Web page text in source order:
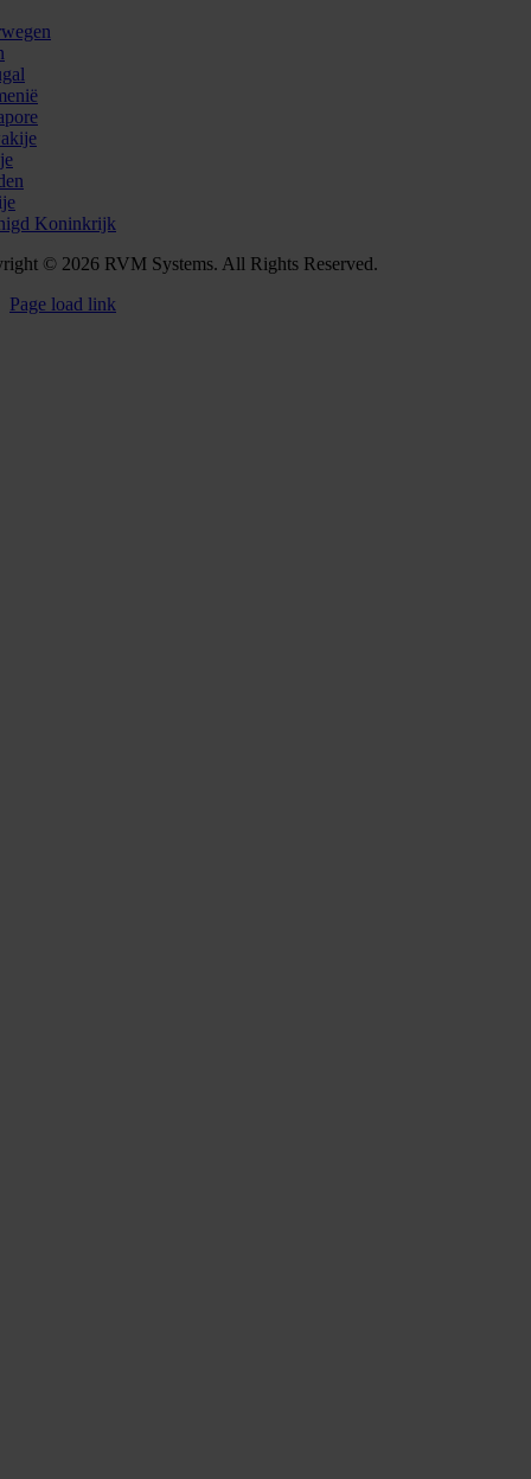
Koninkrijk
© 2026 RVM Systems. All Rights Reserved.
Page load link